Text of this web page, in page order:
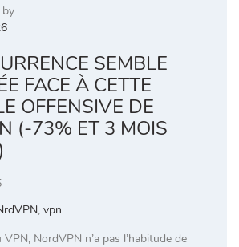
by
SEMBLE
FACE À CETTE
OFFENSIVE DE
(-73% ET 3 MOIS
, vpn
NordVPN n’a pas l’habitude de